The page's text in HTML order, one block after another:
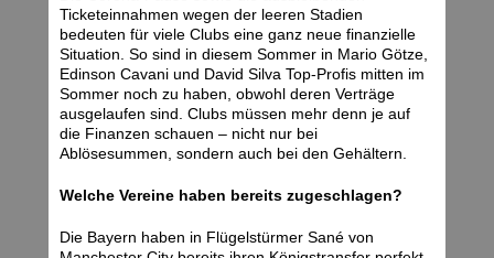
Ticketeinnahmen wegen der leeren Stadien
bedeuten für viele Clubs eine ganz neue finanzielle
Situation. So sind in diesem Sommer in Mario Götze,
Edinson Cavani und David Silva Top-Profis mitten im
Sommer noch zu haben, obwohl deren Verträge
ausgelaufen sind. Clubs müssen mehr denn je auf
die Finanzen schauen – nicht nur bei
Ablösesummen, sondern auch bei den Gehältern.
Welche Vereine haben bereits zugeschlagen?
Die Bayern haben in Flügelstürmer Sané von